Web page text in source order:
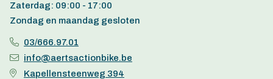
Zaterdag: 09:00 - 17:00
Zondag en maandag gesloten
03/666.97.01
info@aertsactionbike.be
Kapellensteenweg 394